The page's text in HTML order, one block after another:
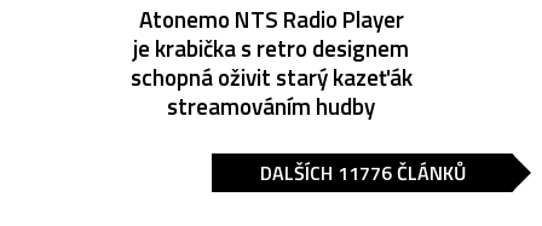
Atonemo NTS Radio Player
je krabička s retro designem
schopná oživit starý kazeťák
streamováním hudby
DALŠÍCH 11776 ČLÁNKŮ